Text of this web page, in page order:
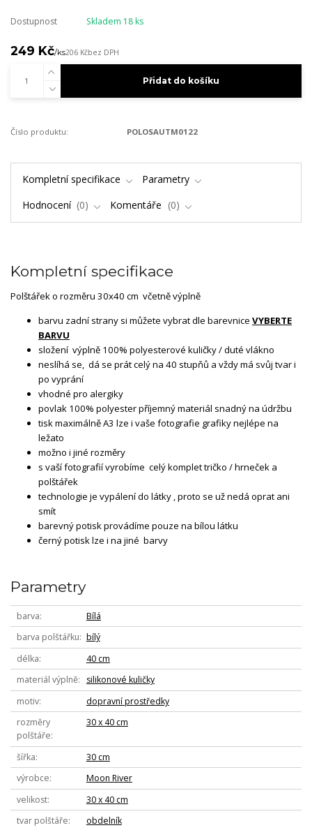
Dostupnost Skladem 18 ks
249 Kč/ks206 Kčbez DPH
Přidat do košíku
Číslo produktu: POLOSAUTM0122
Kompletní specifikace
Parametry
Hodnocení
0 Komentáře 0
Kompletní specifikace
Polštářek o rozměru 30x40 cm včetně výplně
barvu zadní strany si můžete vybrat dle barevnice VYBERTE
BARVU
složení výplně 100% polyesterové kuličky / duté vlákno
neslíhá se, dá se prát celý na 40 stupňů a vždy má svůj tvar i
po vyprání
vhodné pro alergiky
povlak 100% polyester příjemný materiál snadný na údržbu
tisk maximálně A3 lze i vaše fotografie grafiky nejlépe na
ležato
možno i jiné rozměry
s vaší fotografií vyrobíme celý komplet tričko / hrneček a
polštářek
technologie je vypálení do látky , proto se už nedá oprat ani
smít
barevný potisk provádíme pouze na bílou látku
černý potisk lze i na jiné barvy
Parametry
barva
Bílá
barva polštářku
bílý
délka
40 cm
materiál výplně
silikonové kuličky
motiv
dopravní prostředky
rozměry
polštáře
30 x 40 cm
šířka
30 cm
výrobce
Moon River
velikost
30 x 40 cm
tvar polštáře
obdelník